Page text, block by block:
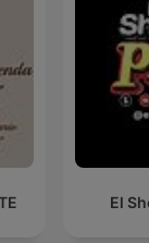
El